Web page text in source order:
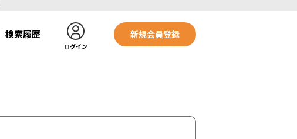
検索履歴
ログイン
新規会員登録